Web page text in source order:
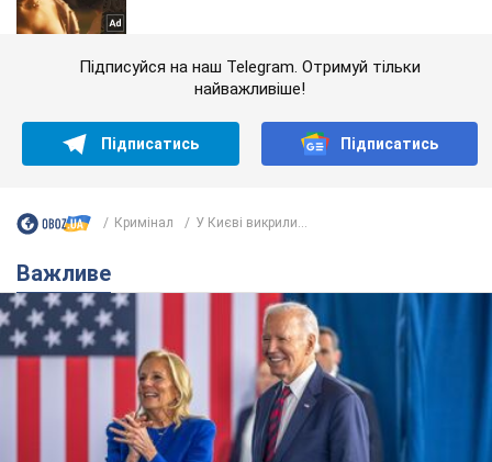
Підписуйся на наш Telegram. Отримуй тільки
найважливіше!
Підписатись Підписатись
Кримінал У Києві викрили...
Важливе